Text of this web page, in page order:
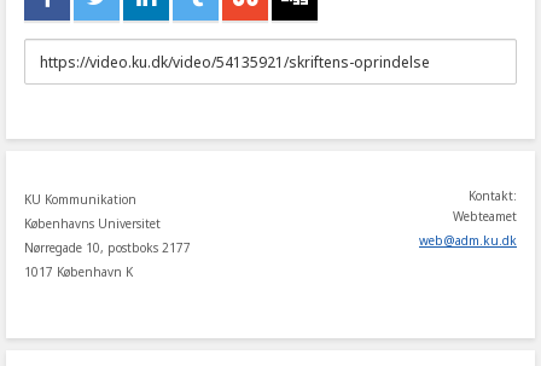
URL
to
KU Kommunikation
Københavns Universitet
Nørregade 10, postboks 2177
1017 København K
Kontakt:
Webteamet
web@adm.ku.dk